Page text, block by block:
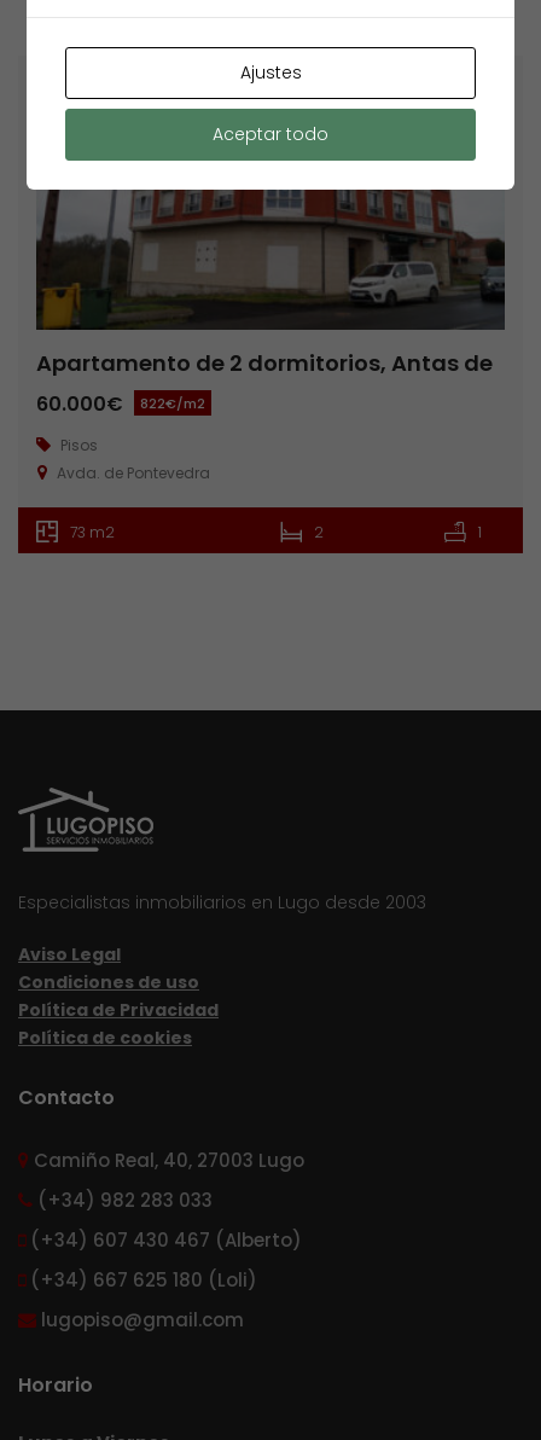
Venta
Apartamento de 2 dormitorios, Antas de
60.000€ 822€/m2
Pisos
Avda. de Pontevedra
73 m2 2 1
Especialistas inmobiliarios en Lugo desde 2003
Aviso Legal
Condiciones de uso
Política de Privacidad
Política de cookies
Contacto
Camiño Real, 40, 27003 Lugo
(+34) 982 283 033
(+34) 607 430 467 (Alberto)
(+34) 667 625 180 (Loli)
lugopiso@gmail.com
Horario
Ajustes
Aceptar todo